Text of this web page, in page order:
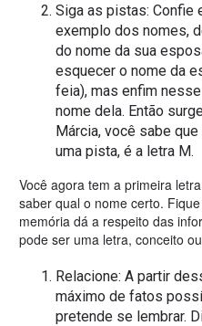
Siga as pistas: Confie
exemplo dos nomes,
do nome da sua
esquecer o nome da
feia), mas enfim
nome dela. Então
Márcia, você sabe
uma pista, é a letra M.
Você agora tem a primeira
saber qual o nome certo.
memória dá a respeito das
pode ser uma letra, conceito
Relacione: A partir
máximo de fatos
pretende se lembrar.